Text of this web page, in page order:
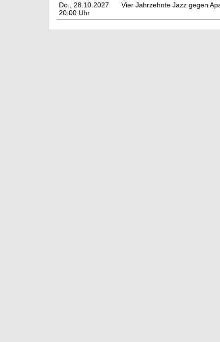
Do., 28.10.2027
20:00 Uhr
Vier Jahrzehnte Jazz gegen